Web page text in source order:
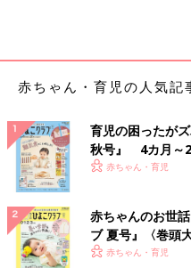
赤ちゃん・育児の人気記
育児の困ったが
秋号』 4カ月～2
いっぱい！
赤ちゃん・育児
赤ちゃんのお世
ブ 夏号』〈巻頭
く！ おっぱい・
赤ちゃん・育児